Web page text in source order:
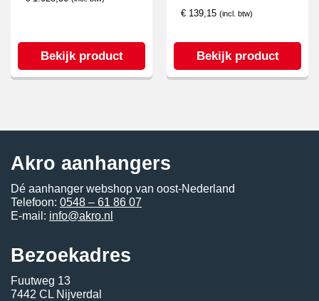
Bekijk product
€ 139,15 (incl. btw)
Bekijk product
Akro aanhangers
Dé aanhanger webshop van oost-Nederland
Telefoon: 0548 – 61 86 07
E-mail: info@akro.nl
Bezoekadres
Fuutweg 13
7442 CL Nijverdal